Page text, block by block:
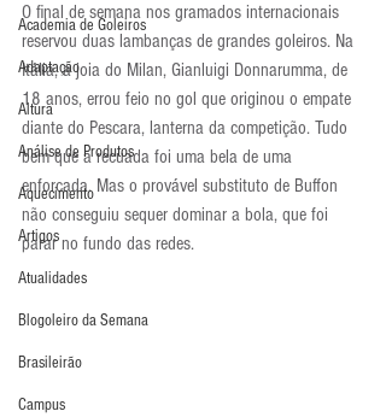
Academia de Goleiros
Adaptação
Altura
Análise de Produtos
Aquecimento
Artigos
Atualidades
Blogoleiro da Semana
Brasileirão
Campus
O final de semana nos gramados internacionais
reservou duas lambanças de grandes goleiros. Na
Itália, a joia do Milan, Gianluigi Donnarumma, de
18 anos, errou feio no gol que originou o empate
diante do Pescara, lanterna da competição. Tudo
bem que a recuada foi uma bela de uma
enforcada. Mas o provável substituto de Buffon
não conseguiu sequer dominar a bola, que foi
parar no fundo das redes.